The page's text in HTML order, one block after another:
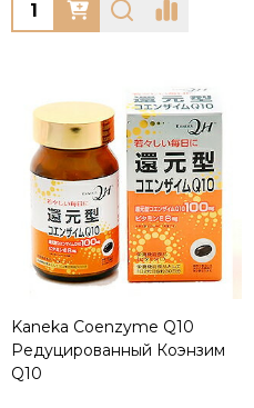
Kaneka Coenzyme Q10
Редуцированный Коэнзим
Q10